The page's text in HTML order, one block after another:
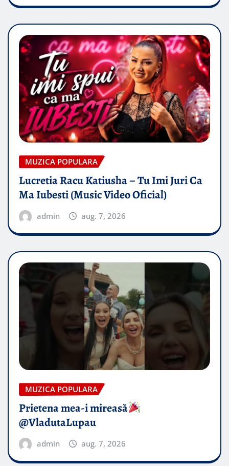
MUZICA POPULARA
Lucretia Racu Katiusha – Tu Imi Juri Ca
Ma Iubesti (Music Video Oficial)
admin aug. 7, 2026
MUZICA POPULARA
Prietena mea-i mireasă​
@VladutaLupau
admin aug. 7, 2026